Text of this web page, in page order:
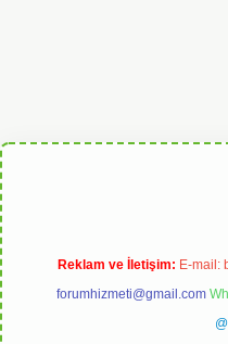
Reklam ve İletişim: E-mail:
forumhizmeti@gmail.com